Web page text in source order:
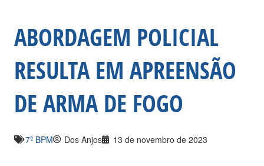
ABORDAGEM POLICIAL
RESULTA EM APREENSÃO
DE ARMA DE FOGO
7º BPM Dos Anjos 13 de novembro de 2023